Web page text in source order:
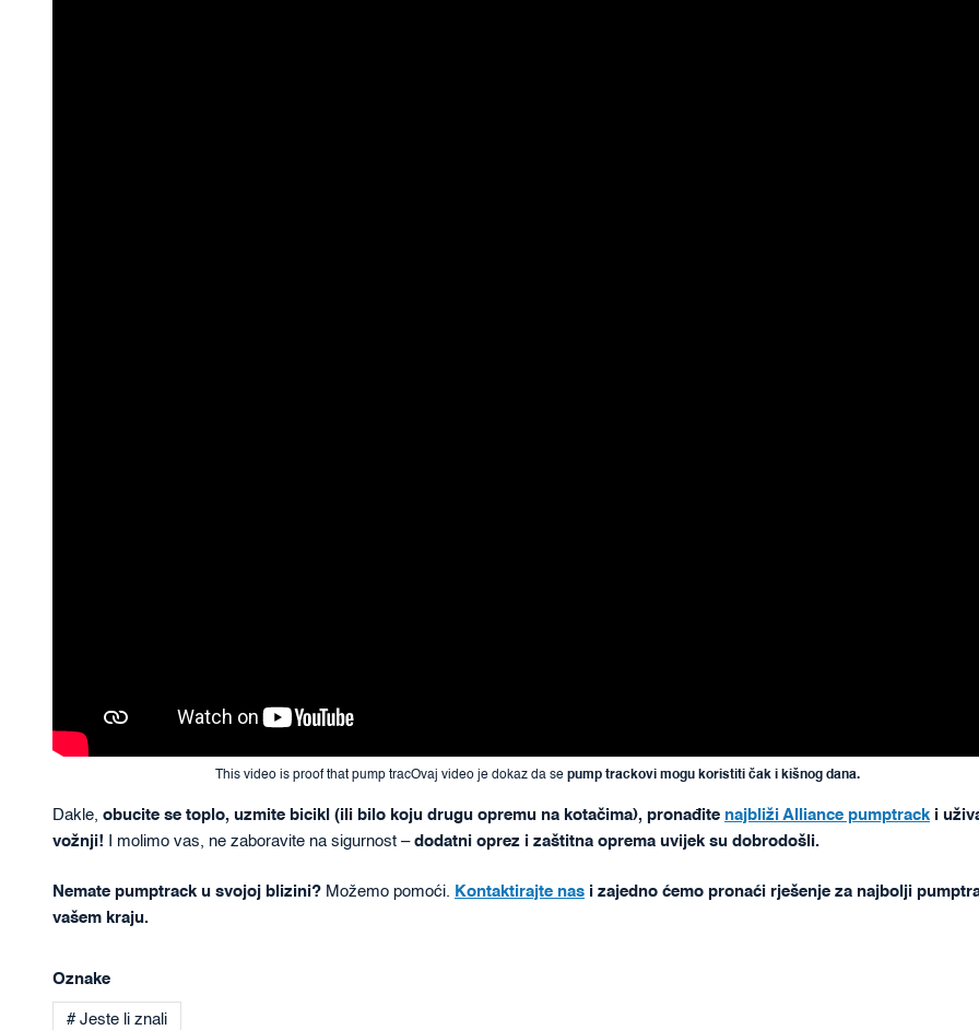
This video is proof that pump tracOvaj video je dokaz da se pump trackovi mogu koristiti čak i kišnog dana.
Dakle, obucite se toplo, uzmite bicikl (ili bilo koju drugu opremu na kotačima), pronađite najbliži Alliance pumptrack i
vožnji! I molimo vas, ne zaboravite na sigurnost – dodatni oprez i zaštitna oprema uvijek su dobrodošli.
Nemate pumptrack u svojoj blizini? Možemo pomoći. Kontaktirajte nas i zajedno ćemo pronaći rješenje za najbolji
vašem kraju.
Oznake
# Jeste li znali